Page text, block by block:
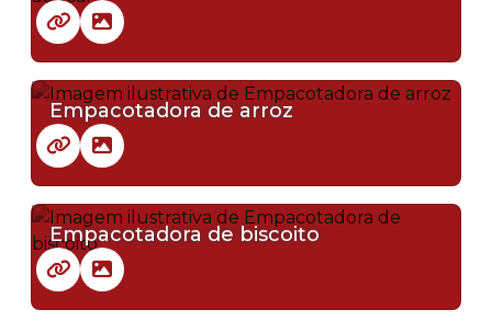
Empacotadora de arroz
Empacotadora de biscoito